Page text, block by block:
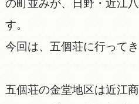
の町並みが、日野・近江
す。
今回は、五個荘に行ってき
五個荘の金堂地区は近江